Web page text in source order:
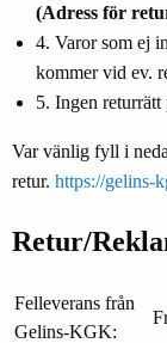
(Adress för
4. Varor som ej
kommer vid ev.
5. Ingen
Var vänlig fyll i
retur. https://gelins-
Retur/
Felleverans från
Gelins-KGK: